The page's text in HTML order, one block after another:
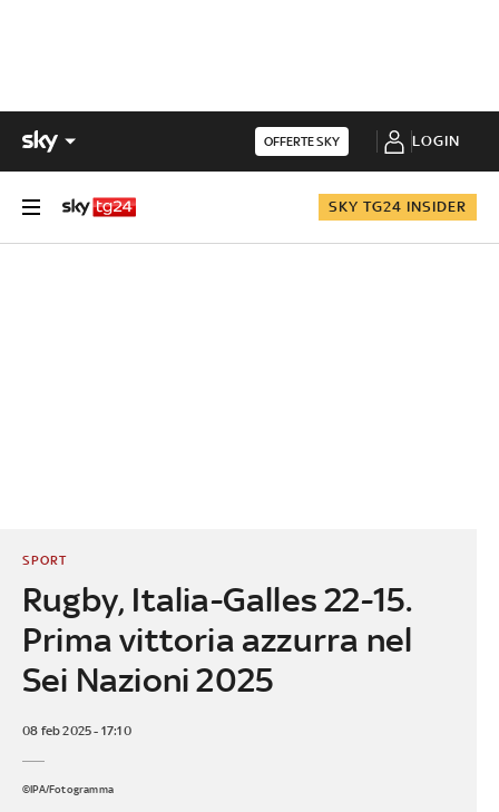
OFFERTE SKY LOGIN
SKY TG24 INSIDER
Rugby, Italia-Galles 22-15.
Prima vittoria azzurra nel
Sei Nazioni 2025
SPORT
08 feb 2025 - 17:10
©IPA/Fotogramma